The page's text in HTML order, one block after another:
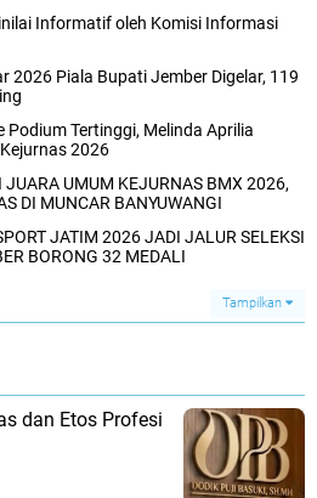
Informatif oleh Komisi Informasi
2026 Piala Bupati Jember Digelar, 119
Podium Tertinggi, Melinda Aprilia
2026
UMUM KEJURNAS BMX 2026,
DI MUNCAR BANYUWANGI
JATIM 2026 JADI JALUR SELEKSI
BORONG 32 MEDALI
Tampilkan
dan Etos Profesi